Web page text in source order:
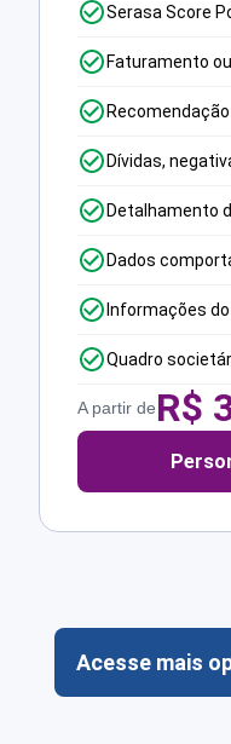
Serasa Score
Faturamento
Dívidas,
Detalhamento
Dados
Informações do
Quadro
A partir deR$
Acesse mais